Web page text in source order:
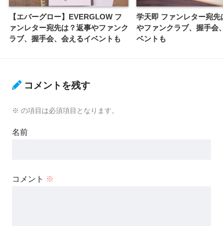
【エバーグロー】EVERGLOW フ
ァンレター宛先は？返事やファンク
ラブ、握手会、会えるイベントも
学天即 ファンレター宛先
やファンクラブ、握手会
ベントも
コメントを残す
※ の項目は必須項目となります。
名前
コメント ※